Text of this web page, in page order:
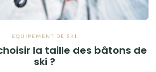
EQUIPEMENT DE SKI
la taille des bâtons de
ski ?